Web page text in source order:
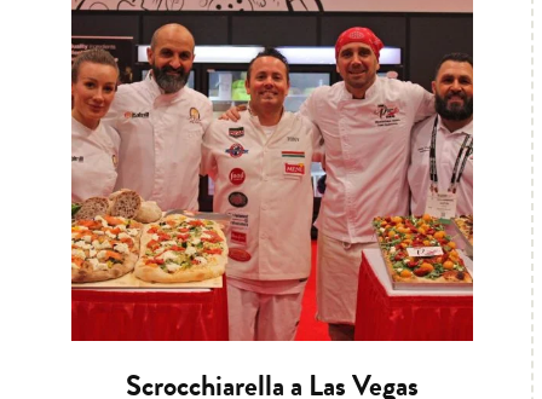
Scrocchiarella a Las Vegas